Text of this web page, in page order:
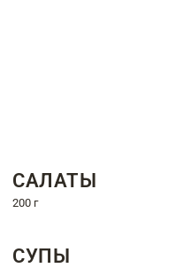
САЛАТЫ
200 г
СУПЫ